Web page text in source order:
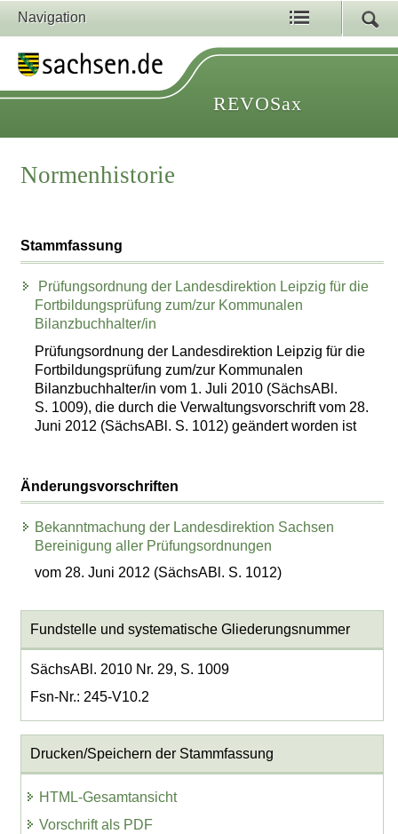
Navigation
REVOSax
Normenhistorie
Stammfassung
Prüfungsordnung der Landesdirektion Leipzig für die
Fortbildungsprüfung zum/zur Kommunalen
Bilanzbuchhalter/in
Prüfungsordnung der Landesdirektion Leipzig für die
Fortbildungsprüfung zum/zur Kommunalen
Bilanzbuchhalter/in vom 1. Juli 2010 (SächsABl.
S. 1009), die durch die Verwaltungsvorschrift vom 28.
Juni 2012 (SächsABl. S. 1012) geändert worden ist
Änderungsvorschriften
Bekanntmachung der Landesdirektion Sachsen
Bereinigung aller Prüfungsordnungen
vom 28. Juni 2012 (SächsABl. S. 1012)
Fundstelle und systematische Gliederungsnummer
SächsABl. 2010 Nr. 29, S. 1009
Fsn-Nr.: 245-V10.2
Drucken/Speichern der Stammfassung
HTML-Gesamtansicht
Vorschrift als PDF